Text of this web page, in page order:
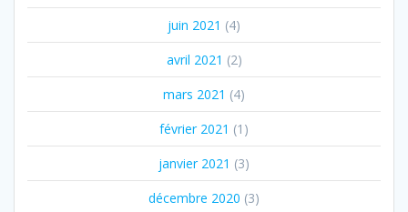
juin 2021 (4)
avril 2021 (2)
mars 2021 (4)
février 2021 (1)
janvier 2021 (3)
décembre 2020 (3)